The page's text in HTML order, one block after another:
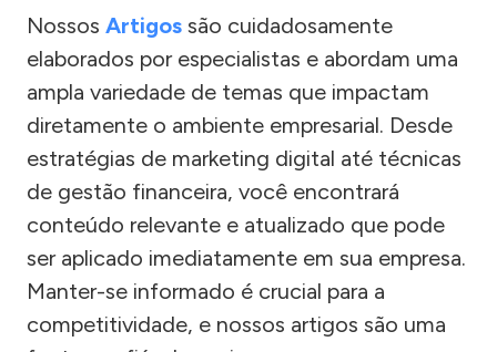
Nossos Artigos são cuidadosamente
elaborados por especialistas e abordam uma
ampla variedade de temas que impactam
diretamente o ambiente empresarial. Desde
estratégias de marketing digital até técnicas
de gestão financeira, você encontrará
conteúdo relevante e atualizado que pode
ser aplicado imediatamente em sua empresa.
Manter-se informado é crucial para a
competitividade, e nossos artigos são uma